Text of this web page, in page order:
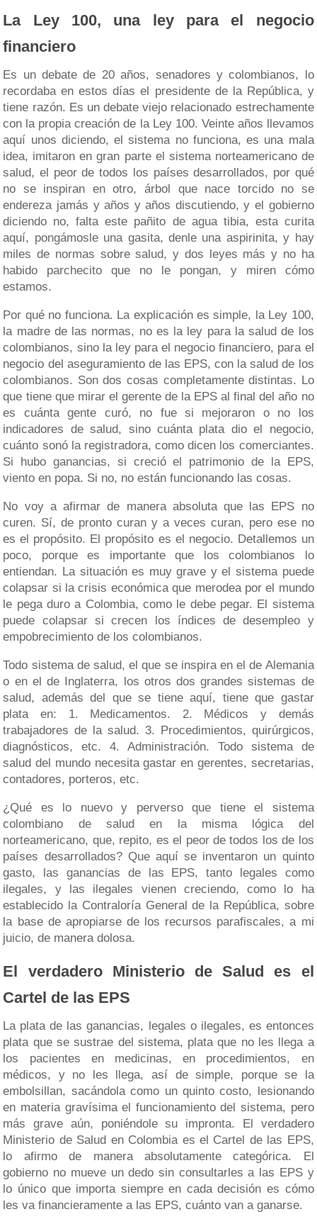
La Ley 100, una ley para el negocio
financiero
Es un debate de 20 años, senadores y colombianos, lo
recordaba en estos días el presidente de la República, y
tiene razón. Es un debate viejo relacionado estrechamente
con la propia creación de la Ley 100. Veinte años llevamos
aquí unos diciendo, el sistema no funciona, es una mala
idea, imitaron en gran parte el sistema norteamericano de
salud, el peor de todos los países desarrollados, por qué
no se inspiran en otro, árbol que nace torcido no se
endereza jamás y años y años discutiendo, y el gobierno
diciendo no, falta este pañito de agua tibia, esta curita
aquí, pongámosle una gasita, denle una aspirinita, y hay
miles de normas sobre salud, y dos leyes más y no ha
habido parchecito que no le pongan, y miren cómo
estamos.
Por qué no funciona. La explicación es simple, la Ley 100,
la madre de las normas, no es la ley para la salud de los
colombianos, sino la ley para el negocio financiero, para el
negocio del aseguramiento de las EPS, con la salud de los
colombianos. Son dos cosas completamente distintas. Lo
que tiene que mirar el gerente de la EPS al final del año no
es cuánta gente curó, no fue si mejoraron o no los
indicadores de salud, sino cuánta plata dio el negocio,
cuánto sonó la registradora, como dicen los comerciantes.
Si hubo ganancias, si creció el patrimonio de la EPS,
viento en popa. Si no, no están funcionando las cosas.
No voy a afirmar de manera absoluta que las EPS no
curen. Sí, de pronto curan y a veces curan, pero ese no
es el propósito. El propósito es el negocio. Detallemos un
poco, porque es importante que los colombianos lo
entiendan. La situación es muy grave y el sistema puede
colapsar si la crisis económica que merodea por el mundo
le pega duro a Colombia, como le debe pegar. El sistema
puede colapsar si crecen los índices de desempleo y
empobrecimiento de los colombianos.
Todo sistema de salud, el que se inspira en el de Alemania
o en el de Inglaterra, los otros dos grandes sistemas de
salud, además del que se tiene aquí, tiene que gastar
plata en: 1. Medicamentos. 2. Médicos y demás
trabajadores de la salud. 3. Procedimientos, quirúrgicos,
diagnósticos, etc. 4. Administración. Todo sistema de
salud del mundo necesita gastar en gerentes, secretarias,
contadores, porteros, etc.
¿Qué es lo nuevo y perverso que tiene el sistema
colombiano de salud en la misma lógica del
norteamericano, que, repito, es el peor de todos los de los
países desarrollados? Que aquí se inventaron un quinto
gasto, las ganancias de las EPS, tanto legales como
ilegales, y las ilegales vienen creciendo, como lo ha
establecido la Contraloría General de la República, sobre
la base de apropiarse de los recursos parafiscales, a mi
juicio, de manera dolosa.
El verdadero Ministerio de Salud es el
Cartel de las EPS
La plata de las ganancias, legales o ilegales, es entonces
plata que se sustrae del sistema, plata que no les llega a
los pacientes en medicinas, en procedimientos, en
médicos, y no les llega, así de simple, porque se la
embolsillan, sacándola como un quinto costo, lesionando
en materia gravísima el funcionamiento del sistema, pero
más grave aún, poniéndole su impronta. El verdadero
Ministerio de Salud en Colombia es el Cartel de las EPS,
lo afirmo de manera absolutamente categórica. El
gobierno no mueve un dedo sin consultarles a las EPS y
lo único que importa siempre en cada decisión es cómo
les va financieramente a las EPS, cuánto van a ganarse.